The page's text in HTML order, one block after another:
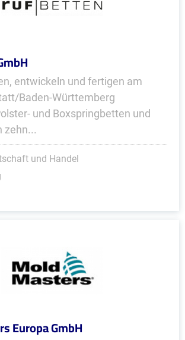
entwickeln und fertigen am
Baden-Württemberg
und Boxspringbetten und
zehn...
und Handel
Europa GmbH